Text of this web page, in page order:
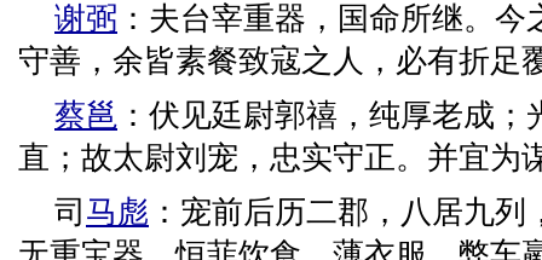
谢弼 ：夫台宰重器，国命所继。
守善，余皆素餐致寇之人，必有折足
蔡邕 ：伏见廷尉郭禧，纯厚老成
直；故太尉刘宠，忠实守正。并宜为
司 马彪 ：宠前后历二郡，八居九